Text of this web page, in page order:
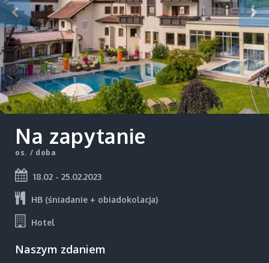
Na zapytanie
os. / doba
18.02 - 25.02.2023
HB (śniadanie + obiadokolacja)
Hotel
Naszym zdaniem